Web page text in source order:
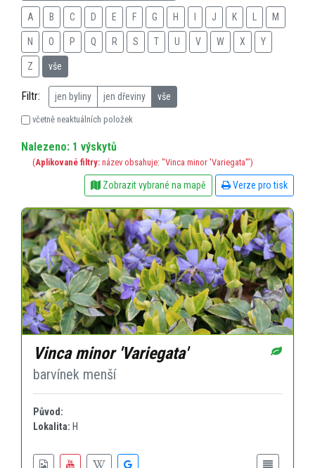
A B C D E F G H J K M
N O P Q R S T U V W X Y
Z vše
Filtr: jen byliny jen dřeviny vše
včetně neaktuálních položek
Nalezeno: 1 výskytů
(Aplikované filtry: název obsahuje: "Vinca minor 'Variegata'")
Zobrazit vybrané na mapě Verze pro tisk
Vinca minor 'Variegata'
barvínek menší
Původ:
Lokalita: H